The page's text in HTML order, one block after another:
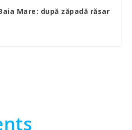
Mare: după zăpadă răsar